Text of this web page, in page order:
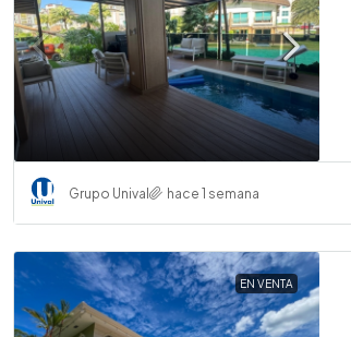
Grupo Unival hace 1 semana
EN VENTA